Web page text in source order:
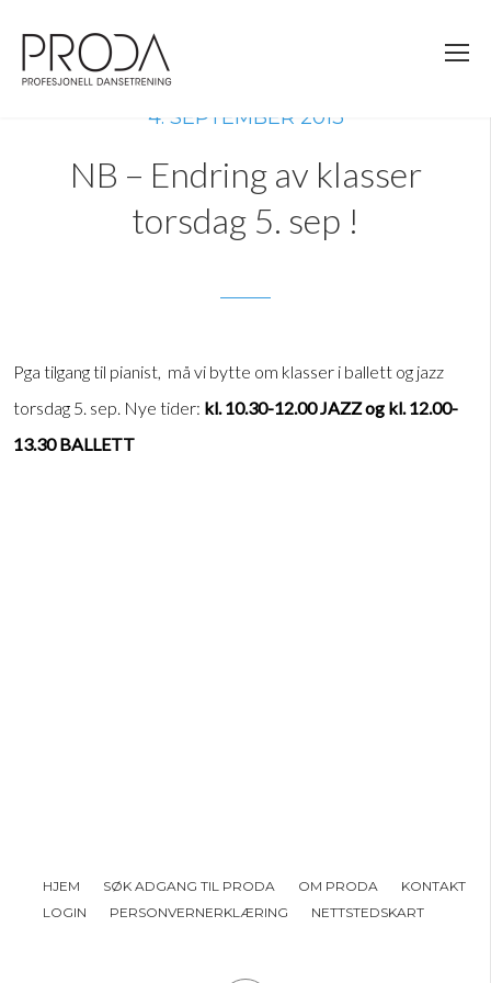
sidens
hovedinnhold
4. SEPTEMBER 2013
NB – Endring av klasser
torsdag 5. sep !
Pga tilgang til pianist, må vi bytte om klasser i ballett og jazz
torsdag 5. sep. Nye tider: kl. 10.30-12.00 JAZZ og kl. 12.00-
13.30 BALLETT
HJEM SØK ADGANG TIL PRODA OM PRODA
KONTAKT
LOGIN
PERSONVERNERKLÆRING NETTSTEDSKART